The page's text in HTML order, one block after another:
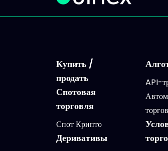
Купить /
продать
Спотовая
торговля
Спот Крипто
Деривативы
API-